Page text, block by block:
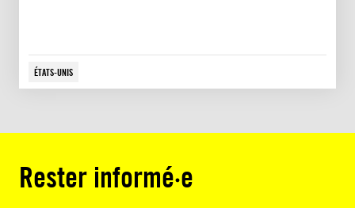
ÉTATS-UNIS
Rester informé·e